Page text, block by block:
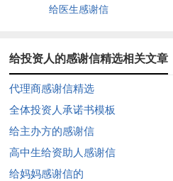
给医生感谢信
给投资人的感谢信精选相关文章
代理商感谢信精选
全体投资人承诺书模板
给主办方的感谢信
高中生给资助人感谢信
给妈妈感谢信的